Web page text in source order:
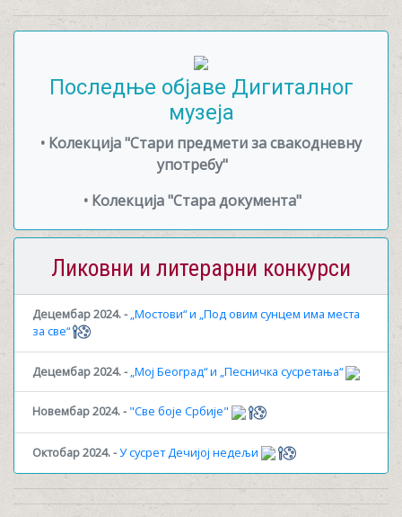
Последње објаве Дигиталног
музеја
• Колекција "Стари предмети за свакодневну
употребу"
• Колекција "Стара документа"
Ликовни и литерарни конкурси
Децембар 2024. - „Мостови“ и „Под овим сунцем има места
за све“
Децембар 2024. - „Мој Београд“ и „Песничка сусретања“
Новембар 2024. - "Све боје Србије"
Октобар 2024. -У сусрет Дечијој недељи